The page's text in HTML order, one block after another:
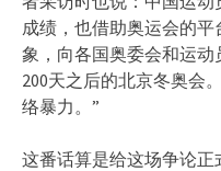
成绩，也借助奥运会的
象，向各国奥委会和运
200天之后的北京冬奥会
络暴力。”
这番话算是给这场争论